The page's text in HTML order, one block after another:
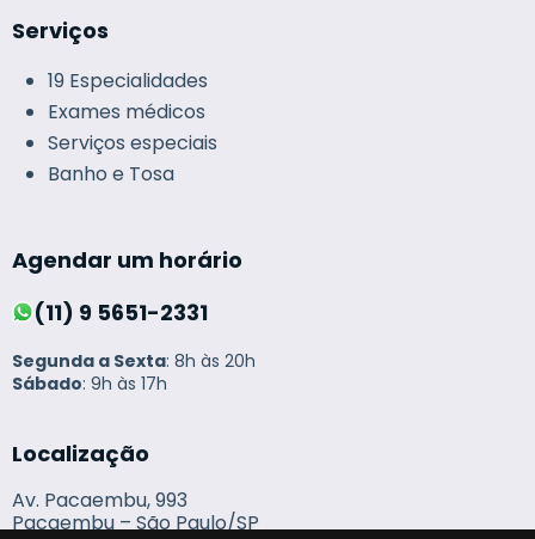
Serviços
19 Especialidades
Exames médicos
Serviços especiais
Banho e Tosa
Agendar um horário
(11) 9 5651-2331
Segunda a Sexta: 8h às 20h
Sábado: 9h às 17h
Localização
Av. Pacaembu, 993
Pacaembu – São Paulo/SP